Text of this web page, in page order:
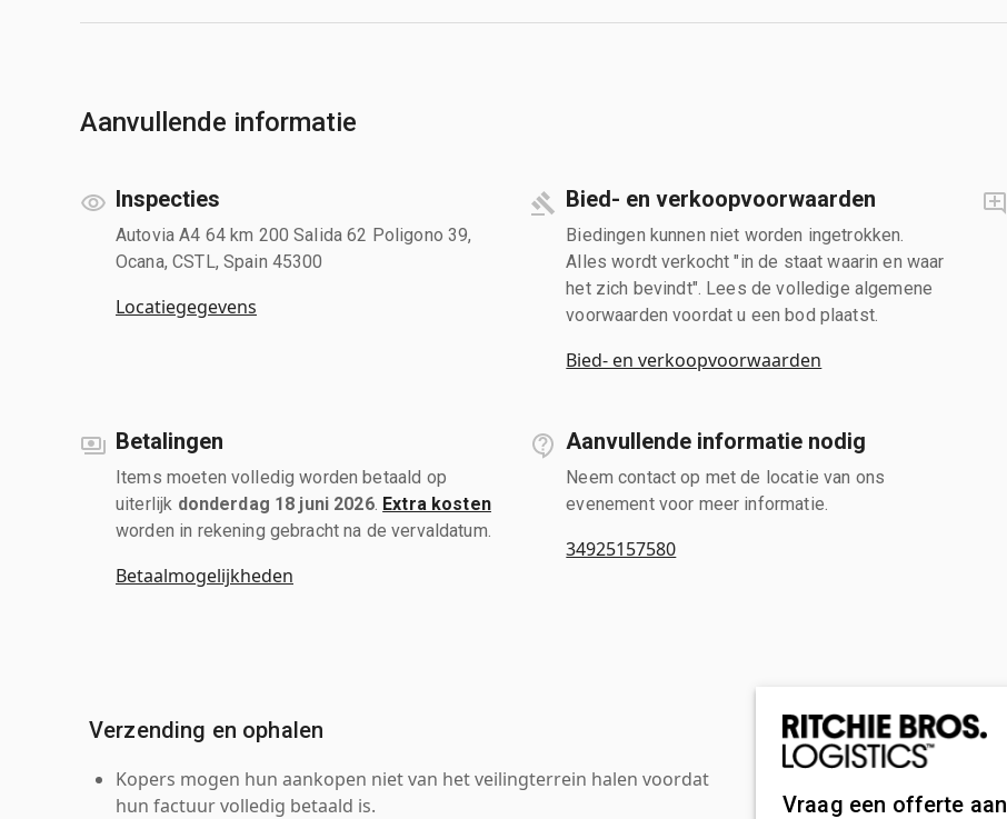
Aanvullende informatie
Inspecties
Autovia A4 64 km 200 Salida 62 Poligono 39,
Ocana, CSTL, Spain 45300
Locatiegegevens
Bied- en verkoopvoorwaarden
Biedingen kunnen niet worden ingetrokken.
Alles wordt verkocht "in de staat waarin en waar
het zich bevindt". Lees de volledige algemene
voorwaarden voordat u een bod plaatst.
Bied- en verkoopvoorwaarden
Betalingen
Items moeten volledig worden betaald op
uiterlijk donderdag 18 juni 2026. Extra kosten
worden in rekening gebracht na de vervaldatum.
Betaalmogelijkheden
Aanvullende informatie nodig
Neem contact op met de locatie van ons
evenement voor meer informatie.
34925157580
Verzending en ophalen
Kopers mogen hun aankopen niet van het veilingterrein halen voordat
hun factuur volledig betaald is.
Vraag een offerte aan